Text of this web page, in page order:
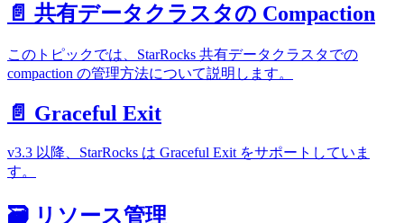
📄️ 共有データクラスタの Compaction
このトピックでは、StarRocks 共有データクラスタでの
compaction の管理方法について説明します。
📄️ Graceful Exit
v3.3 以降、StarRocks は Graceful Exit をサポートしていま
す。
🗃️ リソース管理